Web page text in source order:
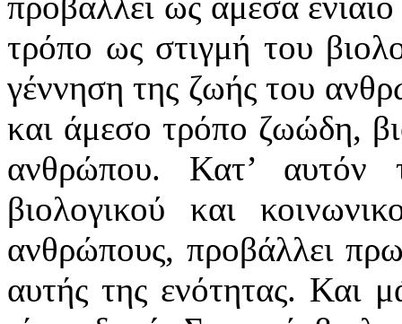
τρόπο ως στιγμή του
γέννηση της ζωής του
και άμεσο τρόπο ζωώδη,
ανθρώπου. Κατ’ αυτόν
βιολογικού και
ανθρώπους, προβάλλει
αυτής της ενότητας. Και